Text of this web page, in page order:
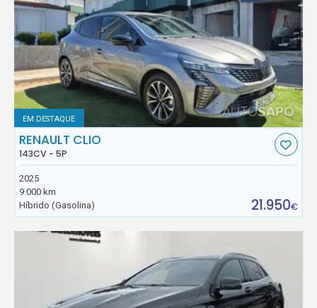
EM DESTAQUE
RENAULT CLIO
143CV - 5P
2025
9.000 km
Híbrido (Gasolina)
21.950€